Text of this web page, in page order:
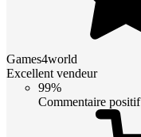
Games4world
Excellent vendeur
99%
Commentaire positif